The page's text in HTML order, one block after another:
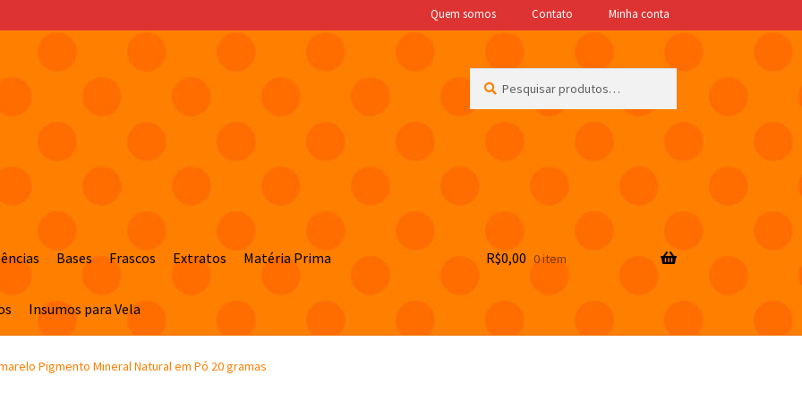
Quem somos Contato Minha conta
por:
Bases Frascos Extratos Matéria Prima
Insumos para Vela
R$0,00 0 item
Pigmento Mineral Natural em Pó 20 gramas